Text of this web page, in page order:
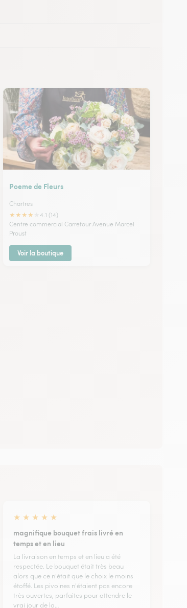
Poeme de Fleurs
Chartres
★★★★
4.1 (14)
Centre commercial Carrefour Avenue Marcel
Proust
Voir la boutique
★ ★ ★ ★ ★
magnifique bouquet frais livré en
temps et en lieu
La livraison en temps et en lieu a été
respectée. Le bouquet était très beau
alors que ce n'était que le choix le moins
étoffé. Les pivoines n'étaient pas encore
très ouvertes, parfaites pour attendre le
vrai jour de la…